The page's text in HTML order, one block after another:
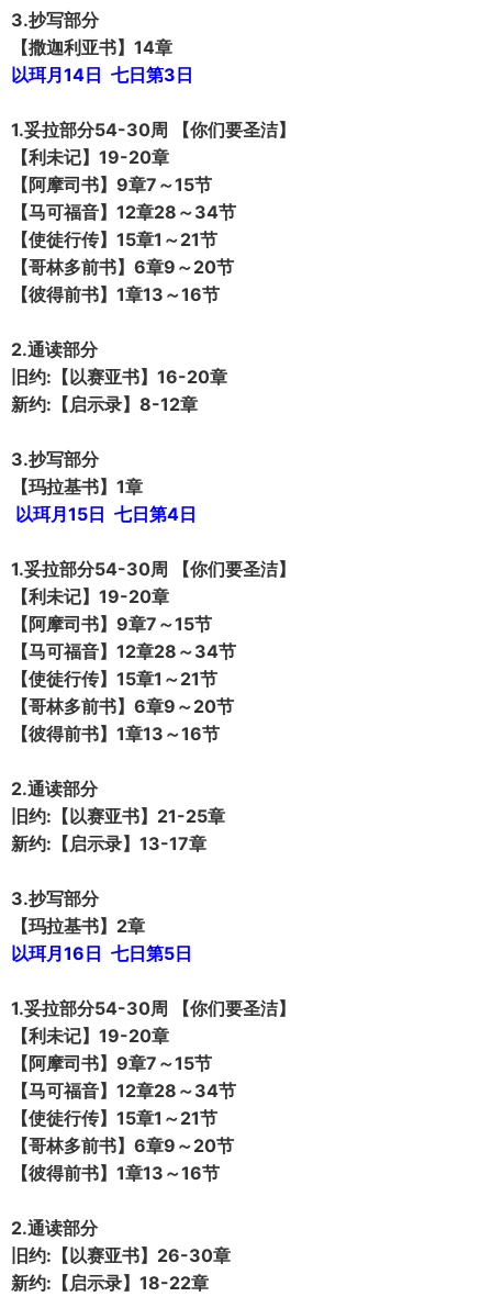
3.抄写部分
【撒迦利亚书】14章
以珥月14日 七日第3日
1.妥拉部分54-30周 【你们要圣洁】
【利未记】19-20章
【阿摩司书】9章7～15节
【马可福音】12章28～34节
【使徒行传】15章1～21节
【哥林多前书】6章9～20节
【彼得前书】1章13～16节
2.通读部分
旧约:【以赛亚书】16-20章
新约:【启示录】8-12章
3.抄写部分
【玛拉基书】1章
以珥月15日 七日第4日
1.妥拉部分54-30周 【你们要圣洁】
【利未记】19-20章
【阿摩司书】9章7～15节
【马可福音】12章28～34节
【使徒行传】15章1～21节
【哥林多前书】6章9～20节
【彼得前书】1章13～16节
2.通读部分
旧约:【以赛亚书】21-25章
新约:【启示录】13-17章
3.抄写部分
【玛拉基书】2章
以珥月16日 七日第5日
1.妥拉部分54-30周 【你们要圣洁】
【利未记】19-20章
【阿摩司书】9章7～15节
【马可福音】12章28～34节
【使徒行传】15章1～21节
【哥林多前书】6章9～20节
【彼得前书】1章13～16节
2.通读部分
旧约:【以赛亚书】26-30章
新约:【启示录】18-22章